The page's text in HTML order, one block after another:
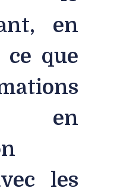
en
que
en
les